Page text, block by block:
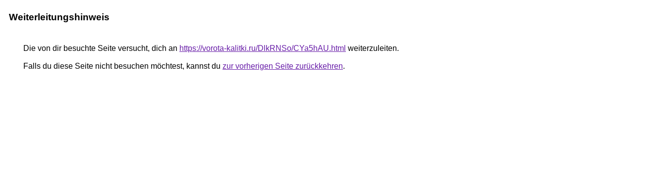
Weiterleitungshinweis
Die von dir besuchte Seite versucht, dich an https://vorota-kalitki.ru/DlkRNSo/CYa5hAU.html weiterzuleiten.
Falls du diese Seite nicht besuchen möchtest, kannst du zur vorherigen Seite zurückkehren.